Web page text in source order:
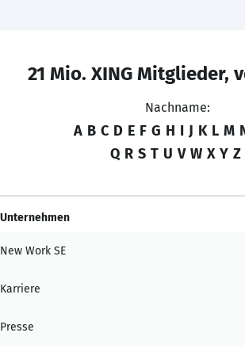
21 Mio. XING Mitglieder,
Nachname:
A B C D E F G H I J K L M
Q R S T U V W X Y Z
Unternehmen
New Work SE
Karriere
Presse